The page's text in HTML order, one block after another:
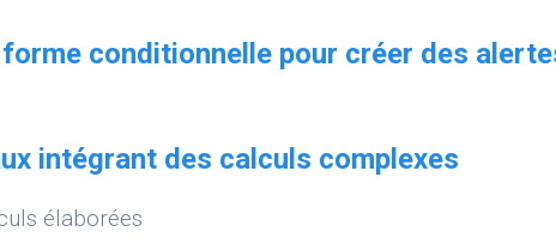
conditionnelle pour créer des
intégrant des calculs complexes
élaborées